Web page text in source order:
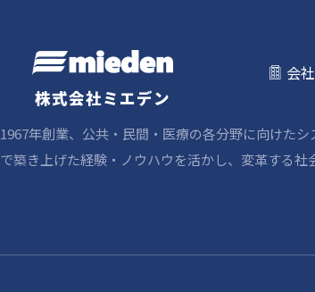
株式会社ミエデン
会
1967年創業、公共・民間・医療の各分野に向けた
で築き上げた経験・ノウハウを活かし、変革する